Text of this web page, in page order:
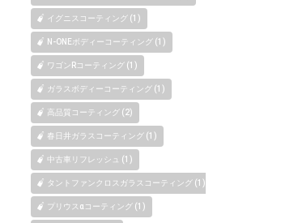
イグニスコーティング (1)
N-ONEボディーコーティング (1)
ワゴンRコーティング (1)
ガラスボディーコーティング (1)
高品質コーティング (2)
春日井ガラスコーティング (1)
中古車リフレッシュ (1)
タントファンクロスガラスコーティング (1)
プリウスαコーティング (1)